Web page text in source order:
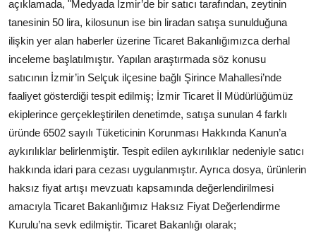
açıklamada, "Medyada İzmir’de bir satıcı tarafından, zeytinin
tanesinin 50 lira, kilosunun ise bin liradan satışa sunulduğuna
ilişkin yer alan haberler üzerine Ticaret Bakanlığımızca derhal
inceleme başlatılmıştır. Yapılan araştırmada söz konusu
satıcının İzmir’in Selçuk ilçesine bağlı Şirince Mahallesi’nde
faaliyet gösterdiği tespit edilmiş; İzmir Ticaret İl Müdürlüğümüz
ekiplerince gerçekleştirilen denetimde, satışa sunulan 4 farklı
üründe 6502 sayılı Tüketicinin Korunması Hakkında Kanun’a
aykırılıklar belirlenmiştir. Tespit edilen aykırılıklar nedeniyle satıcı
hakkında idari para cezası uygulanmıştır. Ayrıca dosya, ürünlerin
haksız fiyat artışı mevzuatı kapsamında değerlendirilmesi
amacıyla Ticaret Bakanlığımız Haksız Fiyat Değerlendirme
Kurulu’na sevk edilmiştir. Ticaret Bakanlığı olarak;